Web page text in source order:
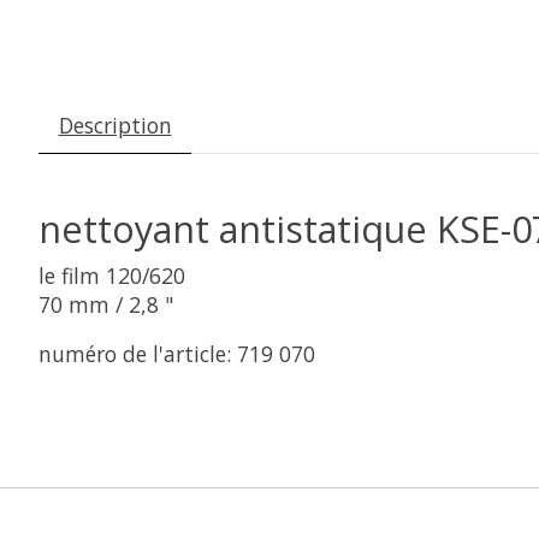
Description
nettoyant antistatique KSE-
le film 120/620
70 mm / 2,8 "
numéro de l'article: 719 070